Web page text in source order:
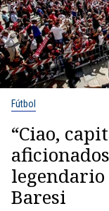
Fútbol
“Ciao,
Baresi